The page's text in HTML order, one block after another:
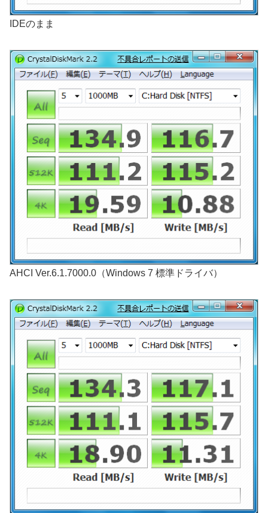
IDEのまま
AHCI Ver.6.1.7000.0（Windows 7 標準ドライバ）